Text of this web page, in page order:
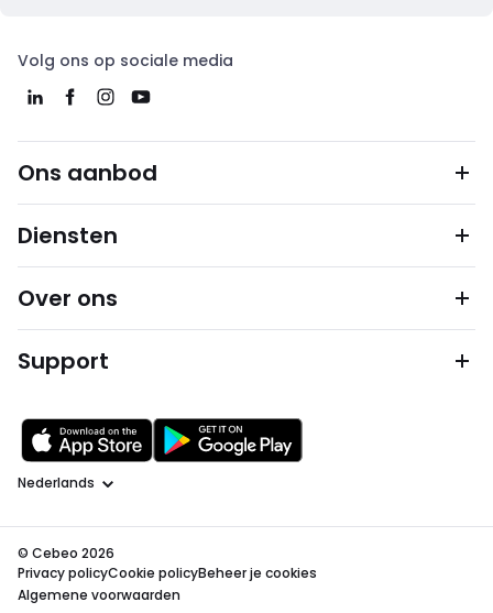
Volg ons op sociale media
Ons aanbod
Diensten
Over ons
Support
Taal
© Cebeo 2026
Privacy policyCookie policyBeheer je cookies
Algemene voorwaarden